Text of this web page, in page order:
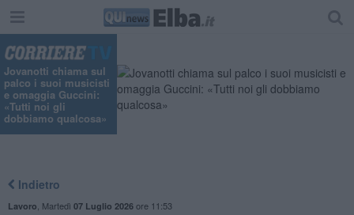
Jovanotti chiama sul
palco i suoi musicisti
e omaggia Guccini:
«Tutti noi gli
dobbiamo qualcosa»
Indietro
Lavoro Martedì 07 Luglio 2026ore 11:53